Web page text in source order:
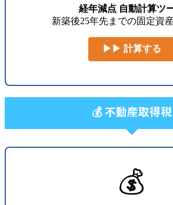
経年減点 自動計算ツ
新築後25年先までの固定資
▶▶ 計算する
💰 不動産取得税
💰